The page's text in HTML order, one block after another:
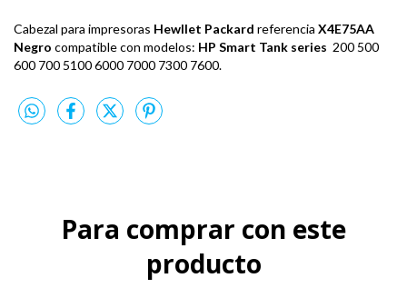
Cabezal para impresoras Hewllet Packard referencia X4E75AA
Negro compatible con modelos: HP Smart Tank series 200 500
600 700 5100 6000 7000 7300 7600.
Para comprar con este
producto